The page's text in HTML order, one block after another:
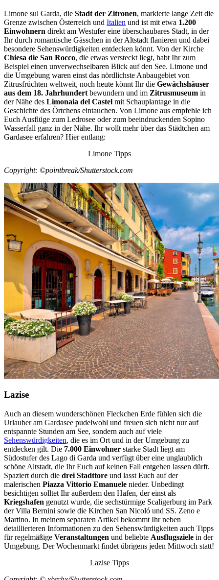
Limone sul Garda, die Stadt der Zitronen, markierte lange Zeit die
Grenze zwischen Österreich und Italien und ist mit etwa 1.200
Einwohnern direkt am Westufer eine überschaubares Stadt, in der
Ihr durch romantische Gässchen in der Altstadt flanieren und dabei
besondere Sehenswürdigkeiten entdecken könnt. Von der Kirche
Chiesa die San Rocco, die etwas versteckt liegt, habt Ihr zum
Beispiel einen unverwechselbaren Blick auf den See. Limone und
die Umgebung waren einst das nördlichste Anbaugebiet von
Zitrusfrüchten weltweit, noch heute könnt Ihr die Gewächshäuser
aus dem 18. Jahrhundert bewundern und im Zitrusmuseum in
der Nähe des Limonaia del Castel mit Schauplantage in die
Geschichte des Örtchens eintauchen. Von Limone aus empfehle ich
Euch Ausflüge zum Ledrosee oder zum beeindruckenden Sopino
Wasserfall ganz in der Nähe. Ihr wollt mehr über das Städtchen am
Gardasee erfahren? Hier entlang:
Limone Tipps
Copyright: ©pointbreak/Shutterstock.com
Lazise
Auch an diesem wunderschönen Fleckchen Erde fühlen sich die
Urlauber am Gardasee pudelwohl und freuen sich nicht nur auf
entspannte Stunden am See, sondern auch auf viele
Sehenswürdigkeiten, die es im Ort und in der Umgebung zu
entdecken gilt. Die 7.000 Einwohner starke Stadt liegt am
Südostufer des Lago di Garda und verfügt über eine unglaublich
schöne Altstadt, die Ihr Euch auf keinen Fall entgehen lassen dürft.
Spaziert durch die drei Stadttore und lasst Euch auf der
malerischen Piazza Vittorio Emanuele nieder. Unbedingt
besichtigen solltet Ihr außerdem den Hafen, der einst als
Kriegshafen genutzt wurde, die sechstürmige Scaligerburg im Park
der Villa Bernini sowie die Kirchen San Nicoló und SS. Zeno e
Martino. In meinem separaten Artikel bekommt Ihr neben
detaillierteren Informationen zu den Sehenswürdigkeiten auch Tipps
für regelmäßige Veranstaltungen und beliebte Ausflugsziele in der
Umgebung. Der Wochenmarkt findet übrigens jeden Mittwoch statt!
Lazise Tipps